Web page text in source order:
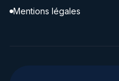
Mentions légales